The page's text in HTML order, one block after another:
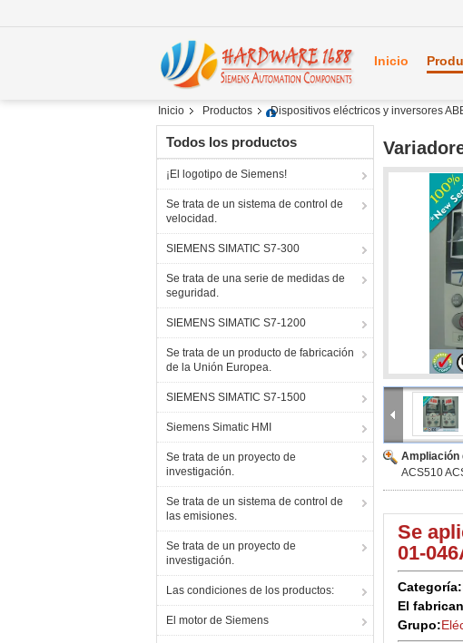
Inicio
Inicio Productos Dispositivos eléctricos y inversores
Todos los productos
¡El logotipo de Siemens!
Se trata de un sistema de control de
velocidad.
SIEMENS SIMATIC S7-300
Se trata de una serie de medidas de
seguridad.
SIEMENS SIMATIC S7-1200
Se trata de un producto de fabricación
de la Unión Europea.
SIEMENS SIMATIC S7-1500
Siemens Simatic HMI
Se trata de un proyecto de
investigación.
Se trata de un sistema de control de
las emisiones.
Se trata de un proyecto de
investigación.
Las condiciones de los productos:
El motor de Siemens
Ampliación
ACS510
Se
01-
Categoría:
El
Grupo: